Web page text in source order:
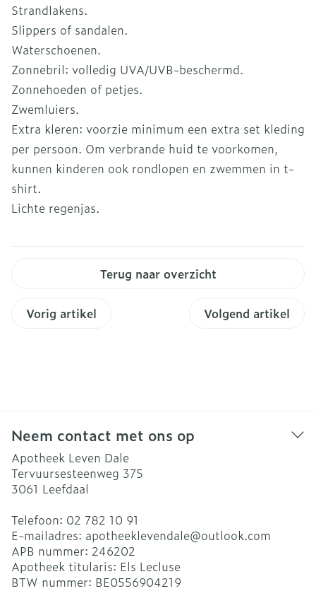
Strandlakens.
Slippers of sandalen.
Waterschoenen.
Zonnebril: volledig UVA/UVB-beschermd.
Zonnehoeden of petjes.
Zwemluiers.
Extra kleren: voorzie minimum een extra set kleding
per persoon. Om verbrande huid te voorkomen,
kunnen kinderen ook rondlopen en zwemmen in t-
shirt.
Lichte regenjas.
Terug naar overzicht
Vorig artikel Volgend artikel
Neem contact met ons op
Apotheek Leven Dale
Tervuursesteenweg 375
3061 Leefdaal
Telefoon: 02 782 10 91
E-mailadres: apotheeklevendale@outlook.com
APB nummer: 246202
Apotheek titularis: Els Lecluse
BTW nummer: BE0556904219